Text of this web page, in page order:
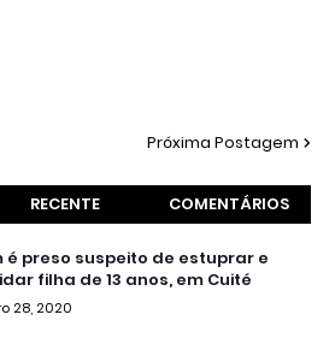
Próxima Postagem
RECENTE COMENTÁRIOS
é preso suspeito de estuprar e
filha de 13 anos, em Cuité
28, 2020